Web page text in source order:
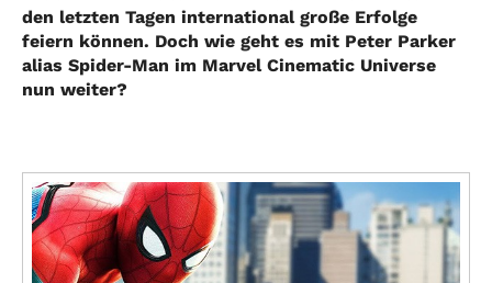
den letzten Tagen international große Erfolge
feiern können. Doch wie geht es mit Peter Parker
alias Spider-Man im Marvel Cinematic Universe
nun weiter?